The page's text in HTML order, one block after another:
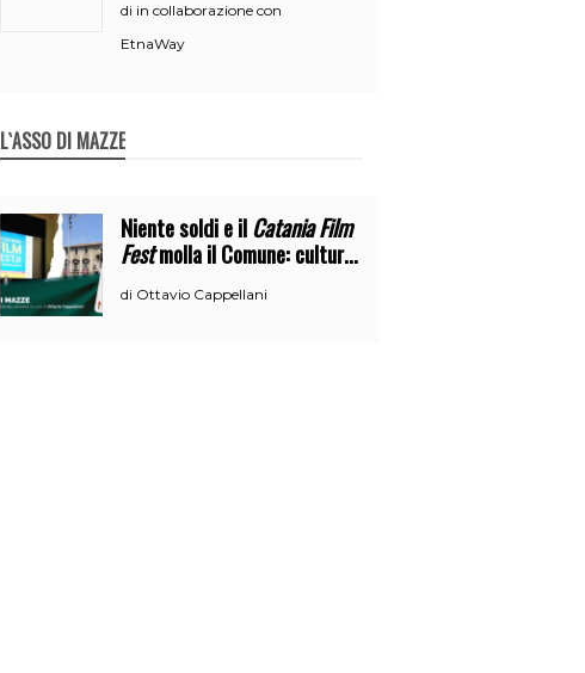
di in collaborazione con
EtnaWay
L`ASSO DI MAZZE
Niente soldi e ilCatania Film
Festmolla il Comune: cultura
di Ottavio Cappellani